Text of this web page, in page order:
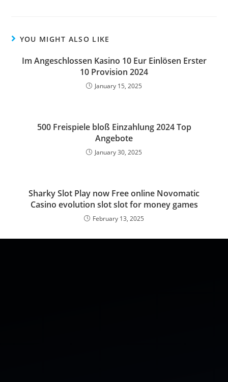
YOU MIGHT ALSO LIKE
Im Angeschlossen Kasino 10 Eur Einlösen Erster
10 Provision 2024
January 15, 2025
500 Freispiele bloß Einzahlung 2024 Top
Angebote
January 30, 2025
Sharky Slot Play now Free online Novomatic
Casino evolution slot slot for money games
February 13, 2025